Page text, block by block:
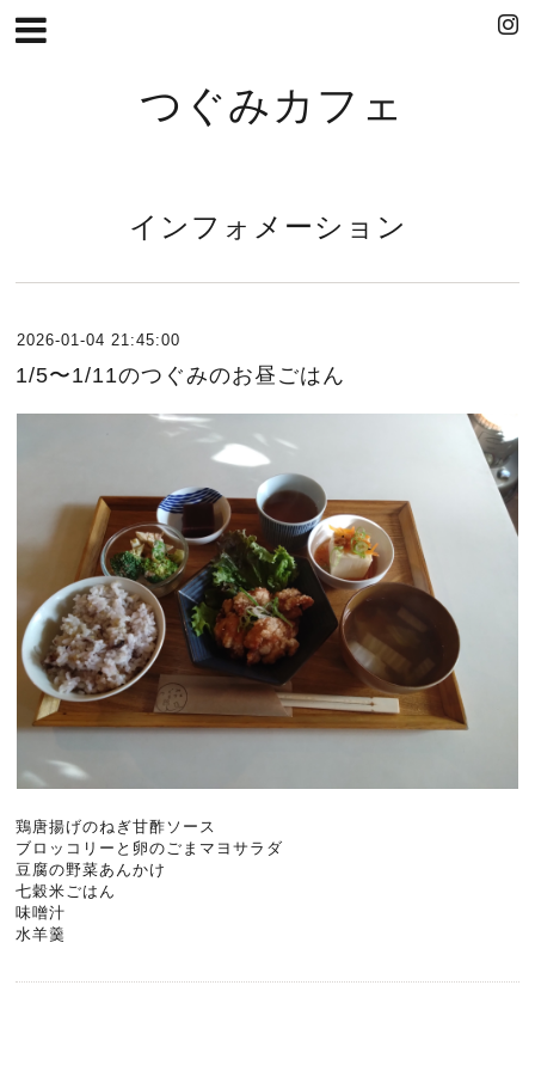
つぐみカフェ
インフォメーション
2026-01-04 21:45:00
1/5〜1/11のつぐみのお昼ごはん
鶏唐揚げのねぎ甘酢ソース
ブロッコリーと卵のごまマヨサラダ
豆腐の野菜あんかけ
七穀米ごはん
味噌汁
水羊羹